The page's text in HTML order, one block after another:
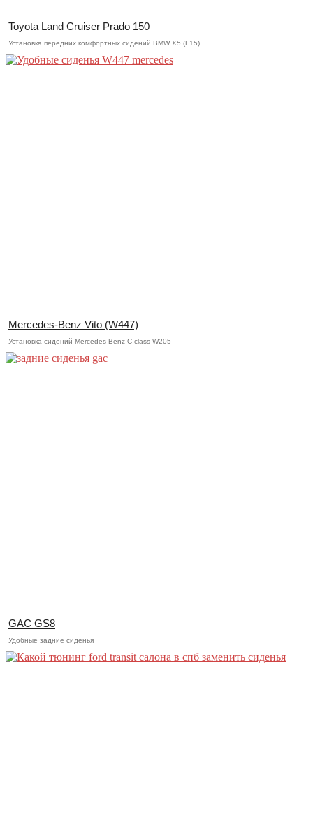
Toyota Land Cruiser Prado 150
Установка передних комфортных сидений BMW X5 (F15)
Mercedes-Benz Vito (W447)
Установка сидений Mercedes-Benz C-class W205
GAC GS8
Удобные задние сиденья